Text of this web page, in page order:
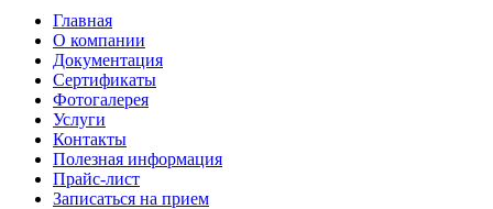
Главная
О компании
Документация
Сертификаты
Фотогалерея
Услуги
Контакты
Полезная информация
Прайс-лист
Записаться на прием